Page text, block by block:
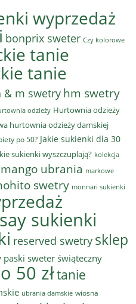
wyprzedaż
bonprix sweter Czy kolorowe
tanie
tanie
& m swetry hm swetry
odzieży Hurtownia odzieży
hurtownia odzieży damskiej
po 50? Jakie sukienki dla 30
sukienki wyszczuplają? kolekcja
mango ubrania markowe
swetry monnari sukienki
sukienki
reserved swetry sklep
paski sweter świąteczny
50 złtanie
ubrania damskie wiosna